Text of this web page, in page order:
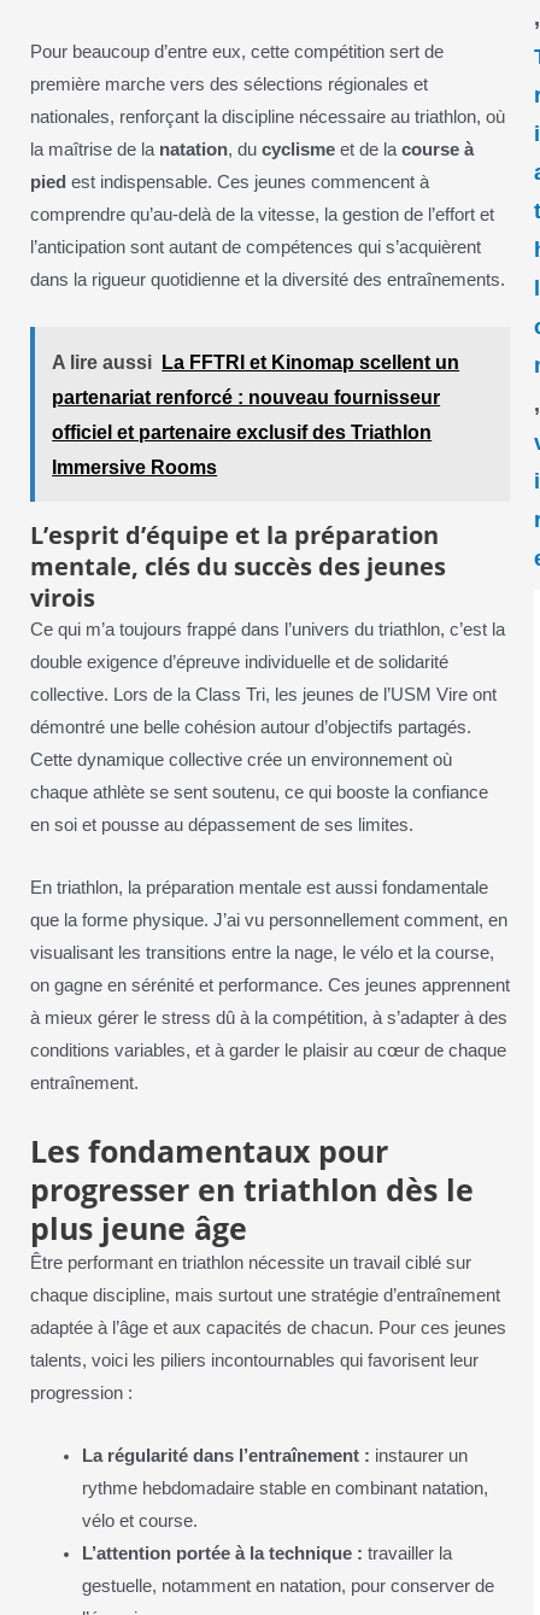
Pour beaucoup d’entre eux, cette compétition sert de
première marche vers des sélections régionales et
nationales, renforçant la discipline nécessaire au triathlon, où
la maîtrise de la natation, du cyclismeet de la course à
pied est indispensable. Ces jeunes commencent à
comprendre qu’au-delà de la vitesse, la gestion de l’effort et
l’anticipation sont autant de compétences qui s’acquièrent
dans la rigueur quotidienne et la diversité des entraînements.
A lire aussi
La FFTRI et Kinomap scellent un
partenariat renforcé : nouveau fournisseur
officiel et partenaire exclusif des Triathlon
Immersive Rooms
L’esprit d’équipe et la préparation
mentale, clés du succès des jeunes
virois
Ce qui m’a toujours frappé dans l’univers du triathlon, c’est la
double exigence d’épreuve individuelle et de solidarité
collective. Lors de la Class Tri, les jeunes de l’USM Vire ont
démontré une belle cohésion autour d’objectifs partagés.
Cette dynamique collective crée un environnement où
chaque athlète se sent soutenu, ce qui booste la confiance
en soi et pousse au dépassement de ses limites.
En triathlon, la préparation mentale est aussi fondamentale
que la forme physique. J’ai vu personnellement comment, en
visualisant les transitions entre la nage, le vélo et la course,
on gagne en sérénité et performance. Ces jeunes apprennent
à mieux gérer le stress dû à la compétition, à s’adapter à des
conditions variables, et à garder le plaisir au cœur de chaque
entraînement.
Les fondamentaux pour
progresser en triathlon dès le
plus jeune âge
Être performant en triathlon nécessite un travail ciblé sur
chaque discipline, mais surtout une stratégie d’entraînement
adaptée à l’âge et aux capacités de chacun. Pour ces jeunes
talents, voici les piliers incontournables qui favorisent leur
progression :
La régularité dans l’entraînement : instaurer un
rythme hebdomadaire stable en combinant natation,
vélo et course.
L’attention portée à la technique : travailler la
gestuelle, notamment en natation, pour conserver de
,
i
l
,
i